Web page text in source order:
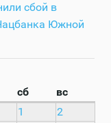
сбой в
Южной
сб
вс
1
2